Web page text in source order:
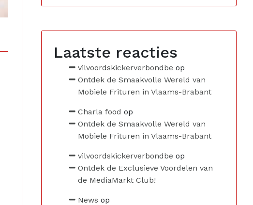
Laatste reacties
vilvoordskickerverbondbe op
Ontdek de Smaakvolle Wereld van
Mobiele Frituren in Vlaams-Brabant
Charla food op
Ontdek de Smaakvolle Wereld van
Mobiele Frituren in Vlaams-Brabant
vilvoordskickerverbondbe op
Ontdek de Exclusieve Voordelen van
de MediaMarkt Club!
News op